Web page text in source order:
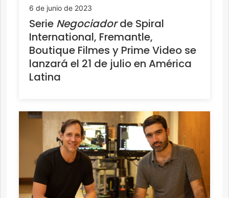
6 de junio de 2023
Serie Negociadorde Spiral
International, Fremantle,
Boutique Filmes y Prime Video se
lanzará el 21 de julio en América
Latina